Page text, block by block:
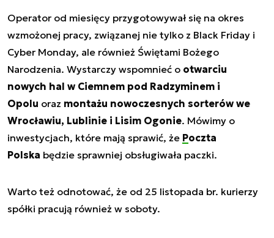
Operator od miesięcy przygotowywał się na okres
wzmożonej pracy, związanej nie tylko z Black Friday i
Cyber Monday, ale również Świętami Bożego
Narodzenia. Wystarczy wspomnieć o otwarciu
nowych hal w Ciemnem pod Radzyminem i
Opolu oraz montażu nowoczesnych sorterów we
Wrocławiu, Lublinie i Lisim Ogonie. Mówimy o
inwestycjach, które mają sprawić, że Poczta
Polska będzie sprawniej obsługiwała paczki.
Warto też odnotować, że od 25 listopada br. kurierzy
spółki pracują również w soboty.